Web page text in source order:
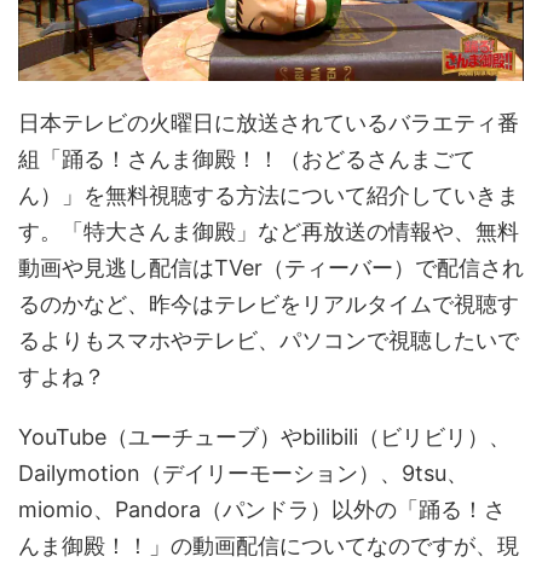
日本テレビの火曜日に放送されているバラエティ番
組「踊る！さんま御殿！！（おどるさんまごて
ん）」を無料視聴する方法について紹介していきま
す。「特大さんま御殿」など再放送の情報や、無料
動画や見逃し配信はTVer（ティーバー）で配信され
るのかなど、昨今はテレビをリアルタイムで視聴す
るよりもスマホやテレビ、パソコンで視聴したいで
すよね？
YouTube（ユーチューブ）やbilibili（ビリビリ）、
Dailymotion（デイリーモーション）、9tsu、
miomio、Pandora（パンドラ）以外の「踊る！さ
んま御殿！！」の動画配信についてなのですが、現